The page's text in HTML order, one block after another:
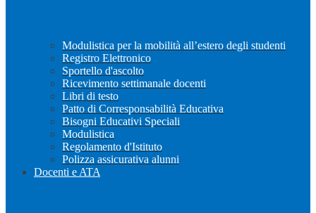
Modulistica per la mobilità all’estero degli studenti
Registro Elettronico
Sportello d'ascolto
Ricevimento settimanale docenti
Libri di testo
Patto di Corresponsabilità Educativa
Bisogni Educativi Speciali
Modulistica
Regolamento d'Istituto
Polizza assicurativa alunni
Docenti e ATA